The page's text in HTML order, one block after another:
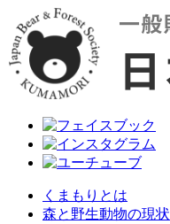
くまもりとは
森と野生動物の現状